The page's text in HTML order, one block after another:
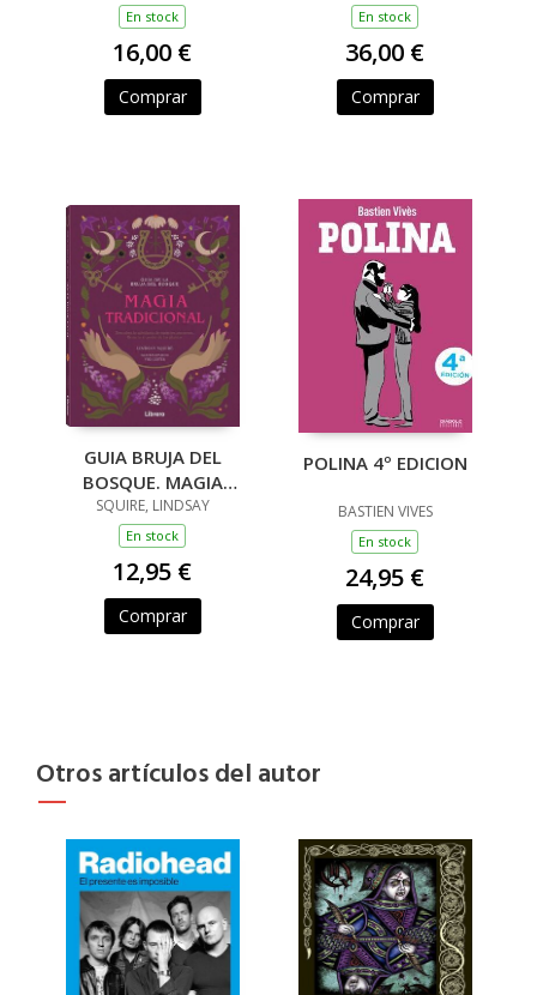
En stock
16,00 €
Comprar
En stock
36,00 €
Comprar
GUIA BRUJA DEL
BOSQUE. MAGIA
TRADICIONAL
SQUIRE, LINDSAY
En stock
12,95 €
Comprar
POLINA 4º EDICION
BASTIEN VIVES
En stock
24,95 €
Comprar
Otros artículos del autor